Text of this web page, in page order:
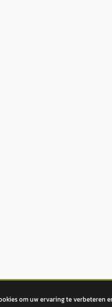
om uw ervaring te verbeteren